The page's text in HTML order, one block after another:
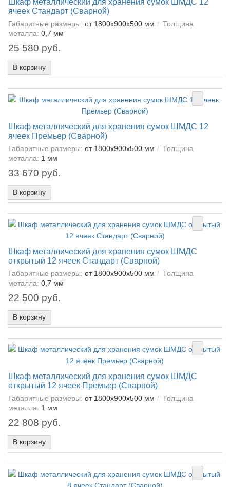
ячеек Стандарт (Сварной)
Габаритные размеры: от 1800x900x500 мм
Толщина
металла: 0,7 мм
25 580 руб.
В корзину
Шкаф металлический для хранения сумок ШМДС 12
ячеек Премьер (Сварной)
Габаритные размеры: от 1800x900x500 мм
Толщина
металла: 1 мм
33 670 руб.
В корзину
Шкаф металлический для хранения сумок ШМДС
открытый 12 ячеек Стандарт (Сварной)
Габаритные размеры: от 1800x900x500 мм
Толщина
металла: 0,7 мм
22 500 руб.
В корзину
Шкаф металлический для хранения сумок ШМДС
открытый 12 ячеек Премьер (Сварной)
Габаритные размеры: от 1800x900x500 мм
Толщина
металла: 1 мм
22 808 руб.
В корзину